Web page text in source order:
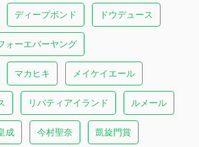
ディープボンド ドウデュース
ォーエバーヤング
マカヒキ メイケイエール
リバティアイランド ルメール
成 今村聖奈 凱旋門賞